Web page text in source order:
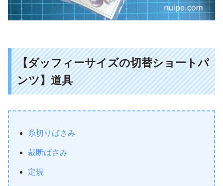
【ダッフィーサイズの切替ショートパ
ンツ】道具
糸切りばさみ
裁断ばさみ
定規